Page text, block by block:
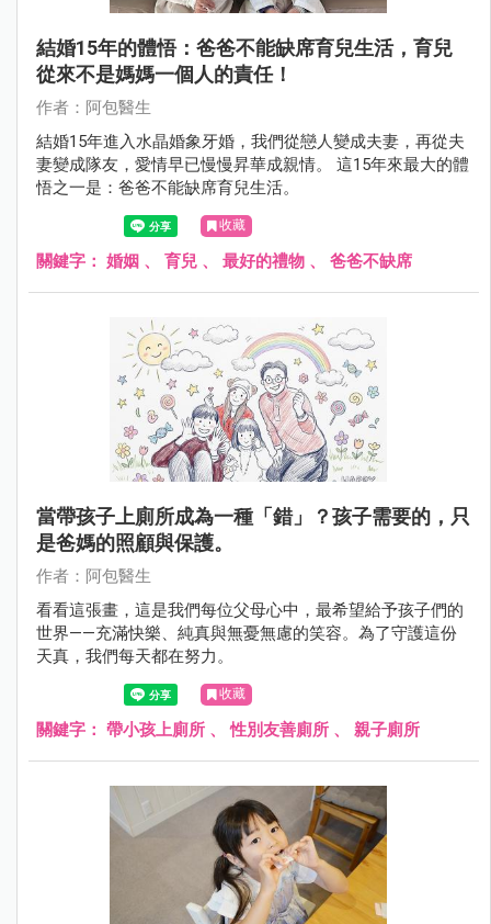
結婚15年的體悟：爸爸不能缺席育兒生活，育兒
從來不是媽媽一個人的責任！
作者：阿包醫生
結婚15年進入水晶婚象牙婚，我們從戀人變成夫妻，再從夫
妻變成隊友，愛情早已慢慢昇華成親情。 這15年來最大的體
悟之一是：爸爸不能缺席育兒生活。
收藏
關鍵字： 婚姻 、 育兒 、 最好的禮物 、 爸爸不缺席
當帶孩子上廁所成為一種「錯」？孩子需要的，只
是爸媽的照顧與保護。
作者：阿包醫生
看看這張畫，這是我們每位父母心中，最希望給予孩子們的
世界——充滿快樂、純真與無憂無慮的笑容。為了守護這份
天真，我們每天都在努力。
收藏
關鍵字： 帶小孩上廁所 、性別友善廁所 、 親子廁所